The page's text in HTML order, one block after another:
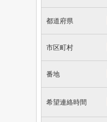
都道府県
市区町村
番地
希望連絡時間